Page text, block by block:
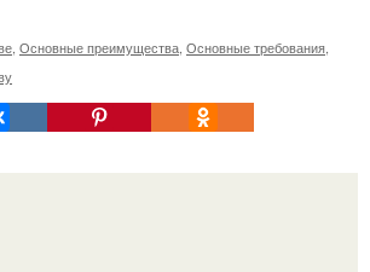
Основные преимущества Основные требования